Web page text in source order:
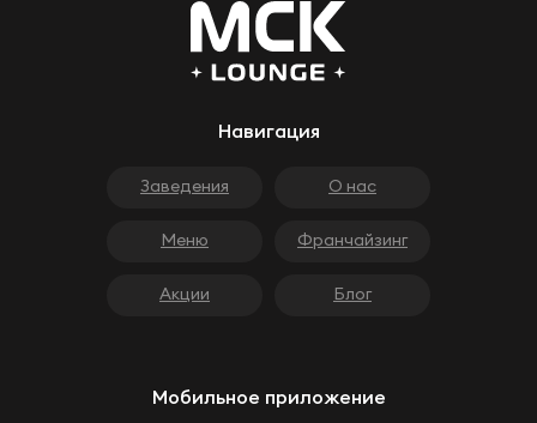
Навигация
Заведения О нас
Меню Франчайзинг
Акции Блог
Мобильное приложение